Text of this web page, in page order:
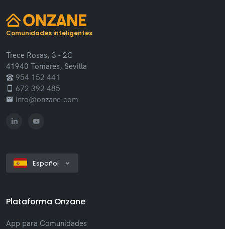
Comunidades inteligentes
Trece Rosas, 3 - 2C
41940 Tomares, Sevilla
954 152 441
672 392 485
info@onzane.com
Español
Plataforma Onzane
App para Comunidades